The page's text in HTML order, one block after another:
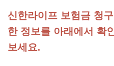
신한라이프 보험금 청
한 정보를 아래에서 확
보세요.